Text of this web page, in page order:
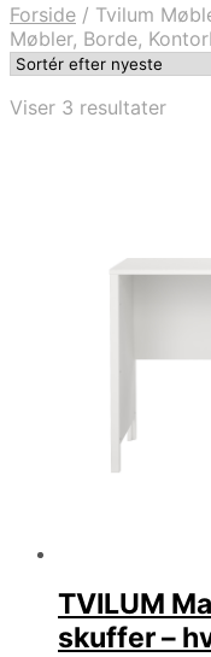
Forside / Tvilum
Møbler, Borde,
Viser 3 resultater
TVILUM
skuffer –